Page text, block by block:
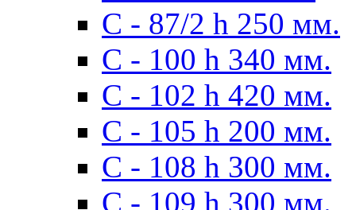
С - 87/2 h 250 мм.
С - 100 h 340 мм.
C - 102 h 420 мм.
С - 105 h 200 мм.
С - 108 h 300 мм.
С - 109 h 300 мм.